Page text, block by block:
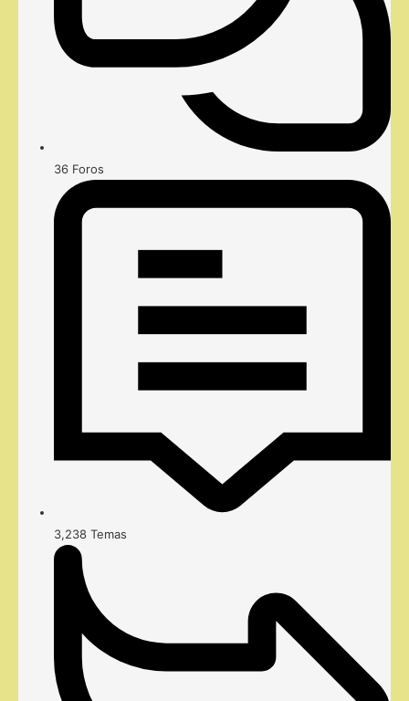
36 Foros
3,238 Temas